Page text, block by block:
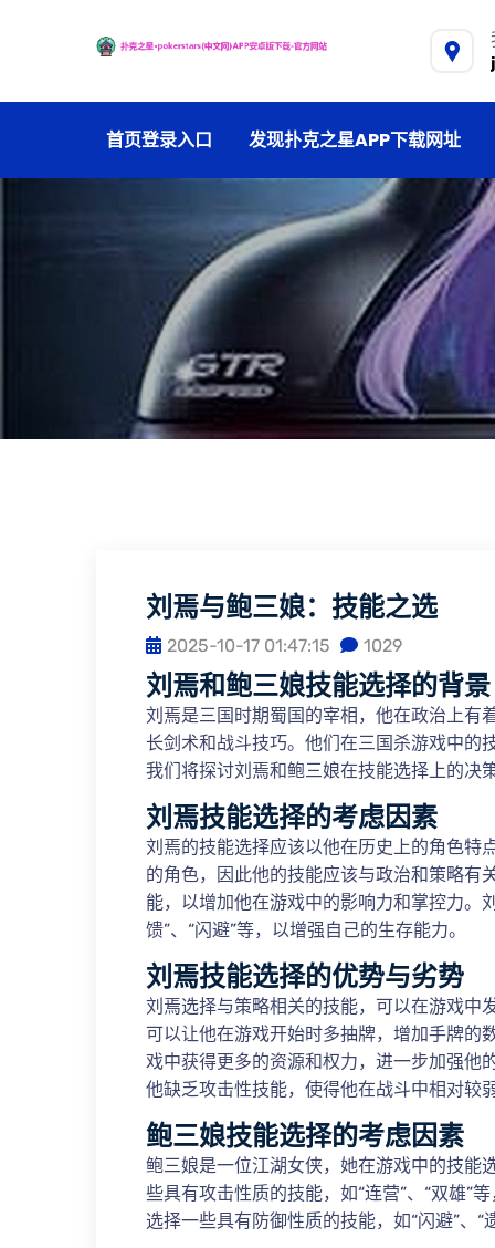
首页登录入口 发现扑克之星APP下载网址
刘焉与鲍三娘：技能之选
2025-10-17 01:47:15 1029
刘焉和鲍三娘技能选择的背景
刘焉是三国时期蜀国的宰相，他在政治上有
长剑术和战斗技巧。他们在三国杀游戏中的
我们将探讨刘焉和鲍三娘在技能选择上的决
刘焉技能选择的考虑因素
刘焉的技能选择应该以他在历史上的角色特
的角色，因此他的技能应该与政治和策略有
能，以增加他在游戏中的影响力和掌控力。
馈”、“闪避”等，以增强自己的生存能力。
刘焉技能选择的优势与劣势
刘焉选择与策略相关的技能，可以在游戏中
可以让他在游戏开始时多抽牌，增加手牌的
戏中获得更多的资源和权力，进一步加强他
他缺乏攻击性技能，使得他在战斗中相对较
鲍三娘技能选择的考虑因素
鲍三娘是一位江湖女侠，她在游戏中的技能
些具有攻击性质的技能，如“连营”、“双雄”
选择一些具有防御性质的技能，如“闪避”、